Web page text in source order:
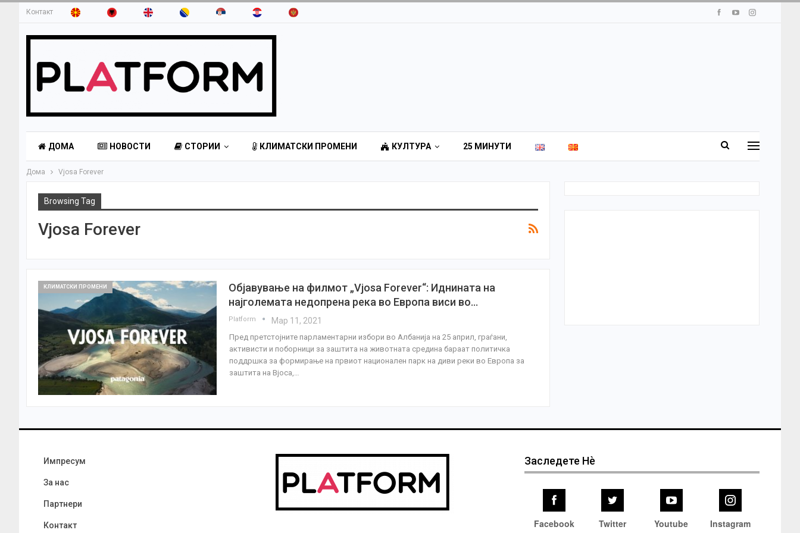
Контакт
ДОМА НОВОСТИ СТОРИИ КЛИМАТСКИ ПРОМЕНИ КУЛТУРА 25 МИНУТИ
Дома Vjosa Forever
Browsing Tag
Vjosa Forever
КЛИМАТСКИ ПРОМЕНИ
Објавување на филмот „Vjosa Forever“: Иднината на
најголемата недопрена река во Европа виси во…
Platform Мар 11, 2021
Пред претстојните парламентарни избори во Албанија на 25 април, граѓани,
активисти и поборници за заштита на животната средина бараат политичка
поддршка за формирање на првиот национален парк на диви реки во Европа за
заштита на Вјоса,…
Импресум
За нас
Партнери
Контакт
Заследете Нѐ
Facebook Twitter Youtube Instagram